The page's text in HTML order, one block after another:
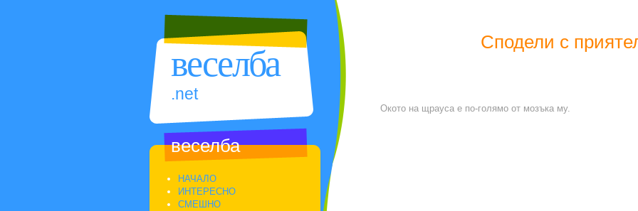
веселба
.net
Сподели с
Окото на щрауса е по-голямо от мозъка му.
веселба
НАЧАЛО
ИНТЕРЕСНО
СМЕШНО